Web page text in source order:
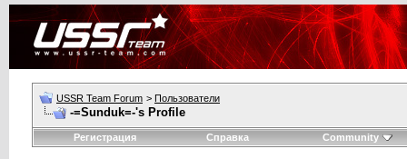
USSR Team Forum > Пользователи
-=Sunduk=-'s Profile
Регистрация Справка Community